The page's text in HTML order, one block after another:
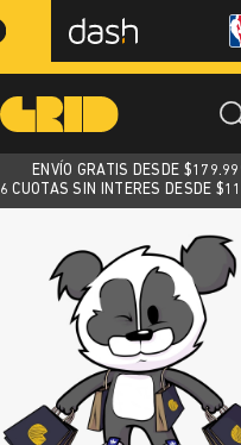
ENVÍO GRATIS DESDE $
6 CUOTAS SIN INTERES DESDE